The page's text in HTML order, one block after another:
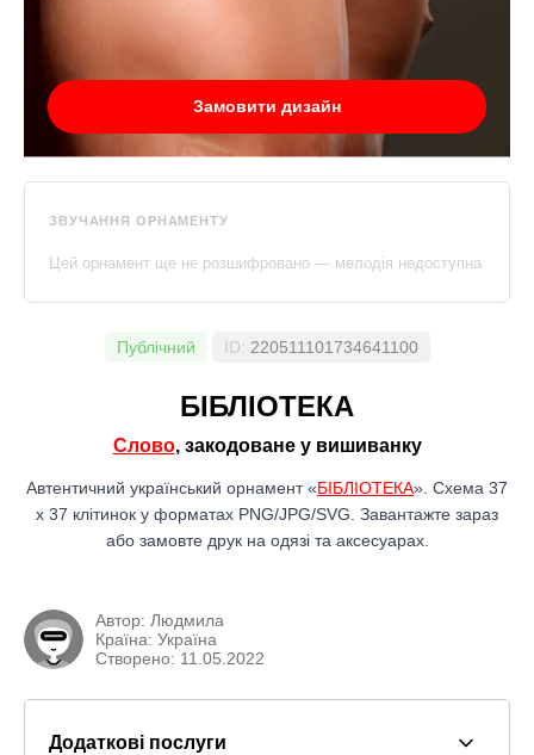
Замовити дизайн
ЗВУЧАННЯ ОРНАМЕНТУ
Цей орнамент ще не розшифровано — мелодія недоступна
Публічний ID: 220511101734641100
БІБЛІОТЕКА
Слово, закодоване у вишиванку
Автентичний український орнамент «БІБЛІОТЕКА». Схема 37
x 37 клітинок у форматах PNG/JPG/SVG. Завантажте зараз
або замовте друк на одязі та аксесуарах.
Автор: Людмила
Країна: Україна
Створено: 11.05.2022
Додаткові послуги